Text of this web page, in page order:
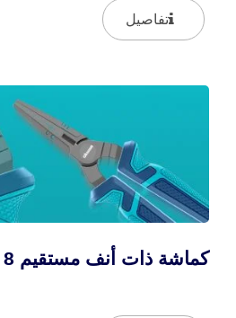
تفاصيل
كماشة ذات أنف مستقيم 8 بوصة